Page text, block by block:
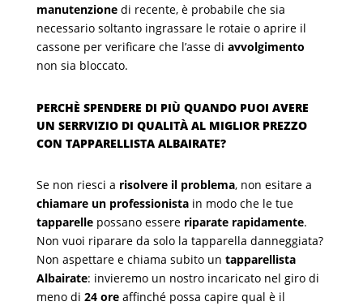
manutenzionedi recente, è probabile che sia
necessario soltanto ingrassare le rotaie o aprire il
cassone per verificare che l’asse di avvolgimento
non sia bloccato.
PERCHÈ SPENDERE DI PIÙ QUANDO PUOI AVERE
UN SERRVIZIO DI QUALITÀ AL MIGLIOR PREZZO
CON TAPPARELLISTA ALBAIRATE?
Se non riesci a risolvere il problema, non esitare a
chiamare un professionistain modo che le tue
tapparellepossano essere riparate rapidamente.
Non vuoi riparare da solo la tapparella danneggiata?
Non aspettare e chiama subito un tapparellista
Albairate: invieremo un nostro incaricato nel giro di
meno di 24 oreaffinché possa capire qual è il